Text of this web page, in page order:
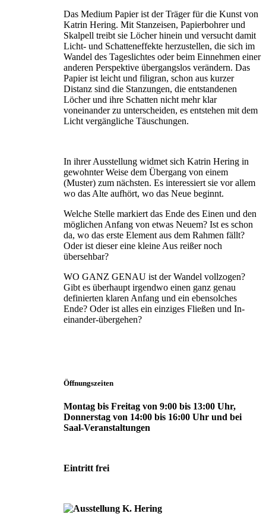
Das Medium Papier ist der Träger für die Kunst von
Katrin Hering. Mit Stanzeisen, Papierbohrer und
Skalpell treibt sie Löcher hinein und versucht damit
Licht- und Schatten­effekte herzustellen, die sich im
Wandel des Tageslichtes oder beim Einnehmen einer
anderen Perspektive über­gangslos verändern. Das
Papier ist leicht und filigran, schon aus kurzer
Distanz sind die Stanzungen, die entstandenen
Löcher und ihre Schatten nicht mehr klar
voneinander zu unterscheiden, es entstehen mit dem
Licht vergängliche Täuschungen.
In ihrer Ausstellung widmet sich Katrin Hering in
gewohnter Weise dem Übergang von einem
(Muster) zum nächsten. Es interessiert sie vor allem
wo das Alte aufhört, wo das Neue beginnt.
Welche Stelle markiert das Ende des Einen und den
möglichen Anfang von etwas Neuem? Ist es schon
da, wo das erste Element aus dem Rahmen fällt?
Oder ist dieser eine kleine Aus reißer noch
übersehbar?
WO GANZ GENAU ist der Wandel vollzogen?
Gibt es überhaupt irgendwo einen ganz genau
definierten klaren Anfang und ein eben­solches
Ende? Oder ist alles ein einziges Fließen und In-
einander-übergehen?
Öffnungszeiten
Montag bis Freitag von 9:00 bis 13:00 Uhr,
Donnerstag von 14:00 bis 16:00 Uhr und bei
Saal-Veranstaltungen
Eintritt frei